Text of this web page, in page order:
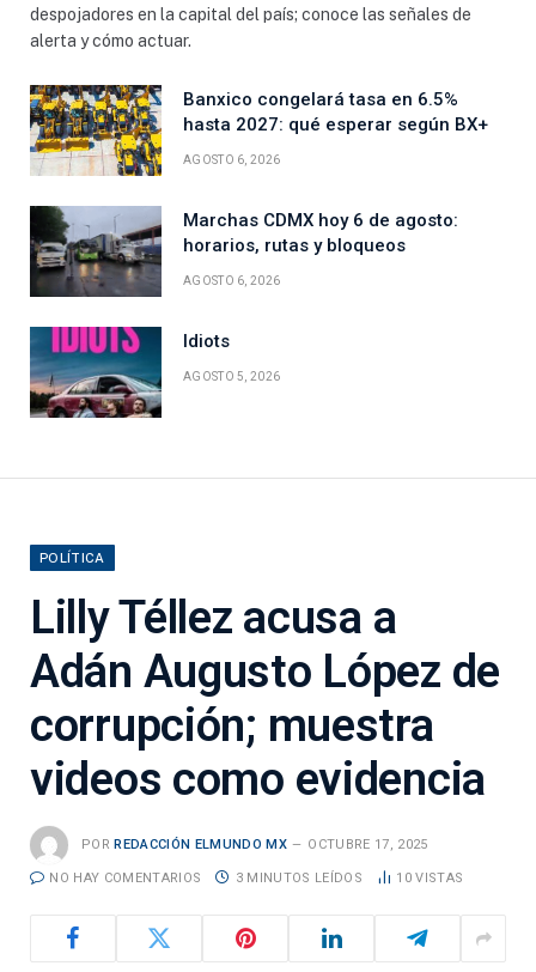
despojadores en la capital del país; conoce las señales de
alerta y cómo actuar.
Banxico congelará tasa en 6.5%
hasta 2027: qué esperar según BX+
AGOSTO 6, 2026
Marchas CDMX hoy 6 de agosto:
horarios, rutas y bloqueos
AGOSTO 6, 2026
Idiots
AGOSTO 5, 2026
POLÍTICA
Lilly Téllez acusa a
Adán Augusto López de
corrupción; muestra
videos como evidencia
POR REDACCIÓN ELMUNDO MX OCTUBRE 17, 2025
NO HAY COMENTARIOS 3 MINUTOS LEÍDOS 10VISTAS